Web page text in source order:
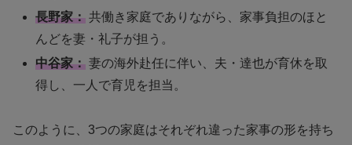
長野家： 共働き家庭でありながら、家事負担のほと
んどを妻・礼子が担う。
中谷家： 妻の海外赴任に伴い、夫・達也が育休を取
得し、一人で育児を担当。
このように、3つの家庭はそれぞれ違った家事の形を持ち